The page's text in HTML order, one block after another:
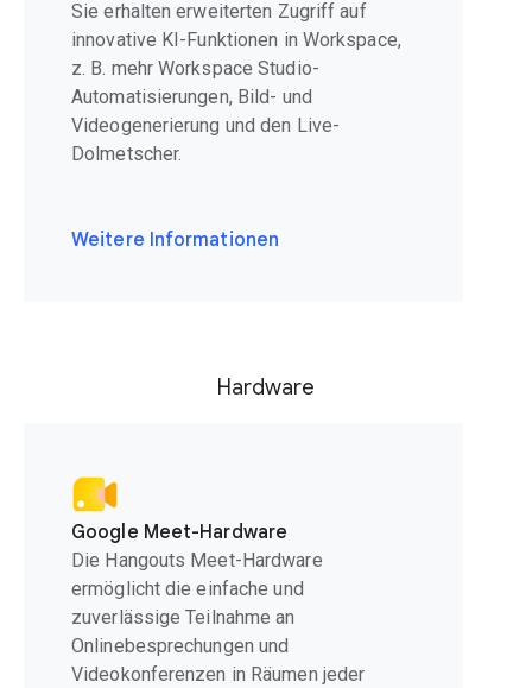
Sie erhalten erweiterten Zugriff auf
innovative KI-Funktionen in Workspace,
z. B. mehr Workspace Studio-
Automatisierungen, Bild- und
Videogenerierung und den Live-
Dolmetscher.
Weitere Informationen
Hardware
Google Meet-Hardware
Die Hangouts Meet-Hardware
ermöglicht die einfache und
zuverlässige Teilnahme an
Onlinebesprechungen und
Videokonferenzen in Räumen jeder